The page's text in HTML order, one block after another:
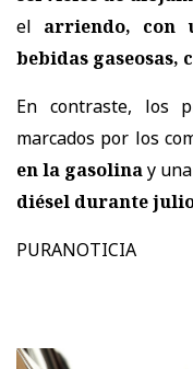
el arriendo, con
bebidas gaseosas,
En contraste, los
marcados por los
en la gasolinay una
diésel durante
PURANOTICIA